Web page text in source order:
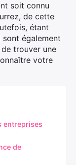
soit connu
de cette
étant
également
trouver une
votre
entreprises
de